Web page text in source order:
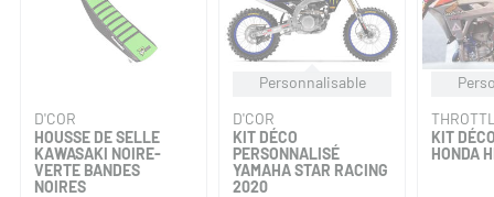
D'COR
HOUSSE DE SELLE
KAWASAKI NOIRE-
VERTE BANDES
NOIRES
Personnalisable
D'COR
KIT DÉCO
PERSONNALISÉ
YAMAHA STAR RACING
2020
KIT
HONDA